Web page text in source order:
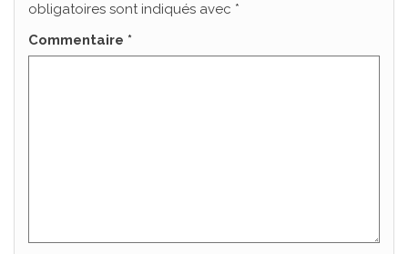
obligatoires sont indiqués avec *
Commentaire *